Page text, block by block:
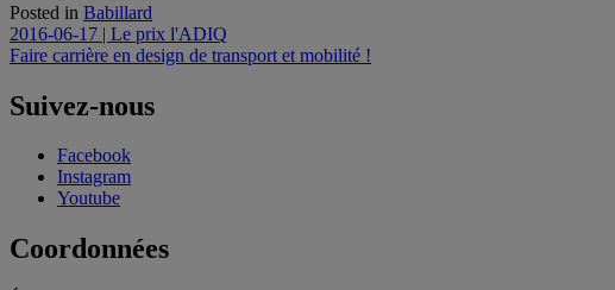
Posted in Babillard
Navigation
de
l'article
2016-06-17 | Le prix l'ADIQ
Faire carrière en design de transport et mobilité !
Suivez-nous
Facebook
Instagram
Youtube
Coordonnées